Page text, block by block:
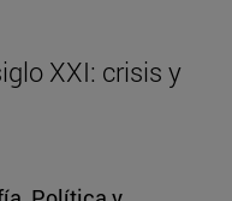
XXI: crisis y